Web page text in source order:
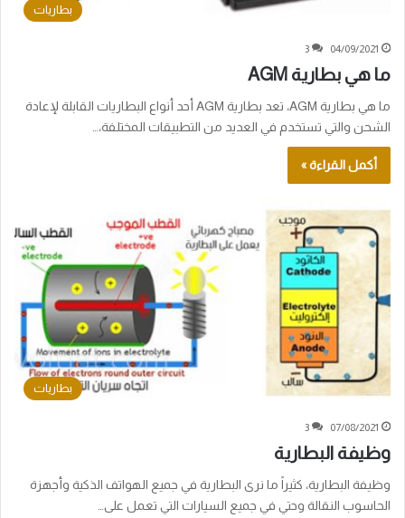
بطاريات
04/09/2021
3
ما هي بطارية AGM
ما هي بطارية AGM، تعد بطارية AGM أحد أنواع البطاريات القابلة لإعادة
الشحن والتي تستخدم في العديد من التطبيقات المختلفة،…
أكمل القراءة »
بطاريات
07/08/2021
3
وظيفة البطارية
وظيفة البطارية، كثيراً ما نرى البطارية في جميع الهواتف الذكية وأجهزة
الحاسوب النقالة وحتي في جميع السيارات التي تعمل على…